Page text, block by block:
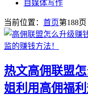
自媒体写作
当前位置： 首页第188页
热文高佣联盟
姐利用高佣福